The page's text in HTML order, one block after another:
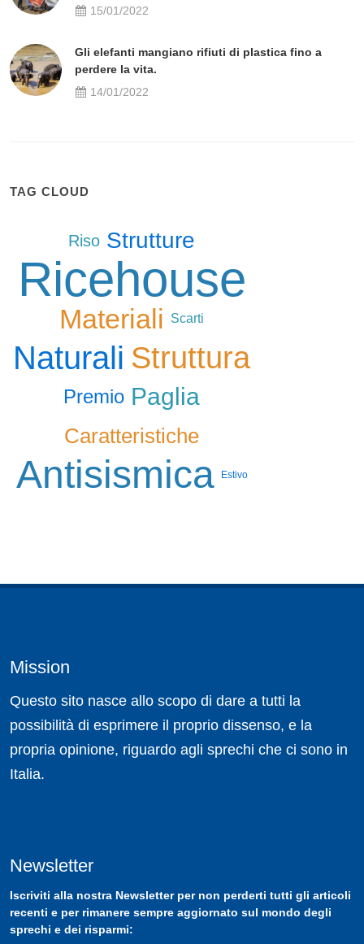
15/01/2022
Gli elefanti mangiano rifiuti di plastica fino a
perdere la vita.
14/01/2022
TAG CLOUD
Riso Strutture
Ricehouse
Materiali Scarti
Naturali Struttura
Premio Paglia
Caratteristiche
Antisismica Estivo
Mission
Questo sito nasce allo scopo di dare a tutti la
possibilità di esprimere il proprio dissenso, e la
propria opinione, riguardo agli sprechi che ci sono in
Italia.
Newsletter
Iscriviti alla nostra Newsletterper non perderti tutti gli articoli
recenti e per rimanere sempre aggiornato sul mondo degli
sprechi e dei risparmi: